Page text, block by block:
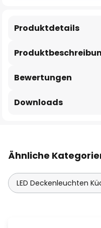
Produktdetails
Bewertungen
Downloads
Ähnliche
LED Deckenleuchten